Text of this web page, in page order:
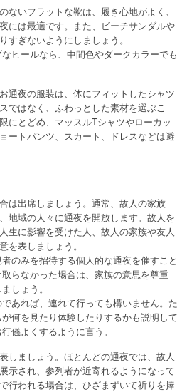
ないフラットな靴は、履き心地がよく、
には最適です。また、ビーチサンダルや
すぎないようにしましょう。
ヒールなら、中間色やダークカラーでも
通夜の服装は、体にフィットしたシャツ
ではなく、ふわっとした素材を選ぶこ
にとどめ、マッスルTシャツやローカッ
ートパンツ、スカート、ドレスなどは避
は出席しましょう。通常、故人の家族
地域の人々に通夜を開放します。故人を
生に影響を受けた人、故人の家族や友人
を表しましょう。
のみを招待する個人的な通夜を催すこと
らなかった場合は、家族の意思を尊重
しょう。
あれば、連れて行っても構いません。た
何を見たり体験したりするかも説明して
儀よくするように言う。
しましょう。ほとんどの通夜では、故人
示され、参列者が近寄れるようになって
行われる場合は、ひざまずいて祈りを捧